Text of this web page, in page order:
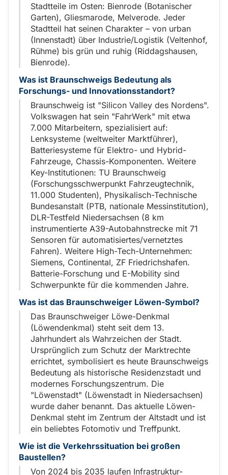
Stadtteile im Osten: Bienrode (Botanischer
Garten), Gliesmarode, Melverode. Jeder
Stadtteil hat seinen Charakter – von urban
(Innenstadt) über Industrie/Logistik (Veltenhof,
Rühme) bis grün und ruhig (Riddagshausen,
Bienrode).
Was ist Braunschweigs Bedeutung als
Forschungs- und Innovationsstandort?
Braunschweig ist "Silicon Valley des Nordens".
Volkswagen hat sein "FahrWerk" mit etwa
7.000 Mitarbeitern, spezialisiert auf:
Lenksysteme (weltweiter Marktführer),
Batteriesysteme für Elektro- und Hybrid-
Fahrzeuge, Chassis-Komponenten. Weitere
Key-Institutionen: TU Braunschweig
(Forschungsschwerpunkt Fahrzeugtechnik,
11.000 Studenten), Physikalisch-Technische
Bundesanstalt (PTB, nationale Messinstitution),
DLR-Testfeld Niedersachsen (8 km
instrumentierte A39-Autobahnstrecke mit 71
Sensoren für automatisiertes/vernetztes
Fahren). Weitere High-Tech-Unternehmen:
Siemens, Continental, ZF Friedrichshafen.
Batterie-Forschung und E-Mobility sind
Schwerpunkte für die kommenden Jahre.
Was ist das Braunschweiger Löwen-Symbol?
Das Braunschweiger Löwe-Denkmal
(Löwendenkmal) steht seit dem 13.
Jahrhundert als Wahrzeichen der Stadt.
Ursprünglich zum Schutz der Marktrechte
errichtet, symbolisiert es heute Braunschweigs
Bedeutung als historische Residenzstadt und
modernes Forschungszentrum. Die
"Löwenstadt" (Löwenstadt in Niedersachsen)
wurde daher benannt. Das aktuelle Löwen-
Denkmal steht im Zentrum der Altstadt und ist
ein beliebtes Fotomotiv und Treffpunkt.
Wie ist die Verkehrssituation bei großen
Baustellen?
Von 2024 bis 2035 laufen Infrastruktur-